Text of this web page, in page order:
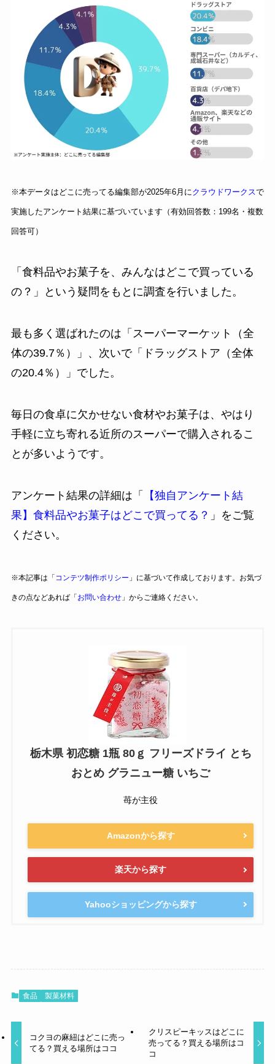
※本データはどこに売ってる編集部が2025年6月にクラウドワークスで
実施したアンケート結果に基づいています（有効回答数：199名・複数
回答可）
「食料品やお菓子を、みんなはどこで買っている
の？」という疑問をもとに調査を行いました。
最も多く選ばれたのは「スーパーマーケット（全
体の39.7％）」、次いで「ドラッグストア（全体
の20.4％）」でした。
毎日の食卓に欠かせない食材やお菓子は、やはり
手軽に立ち寄れる近所のスーパーで購入されるこ
とが多いようです。
アンケート結果の詳細は「
【独自アンケート結
果】食料品やお菓子はどこで買ってる？ 」をご覧
ください。
※本記事は「 コンテツ制作ポリシー 」に基づいて作成しております。お気づ
きの点などあれば「お問い合わせ」からご連絡ください。
栃木県 初恋糖 1瓶 80ｇ フリーズドライ とち
おとめ グラニュー糖 いちご
苺が主役
Amazonから探す
楽天から探す
Yahooショッピングから探す
食品 製菓材料
コクヨの麻紐はどこに売っ
てる？買える場所はココ
クリスピーキッスはどこに
売ってる？買える場所はコ
コ